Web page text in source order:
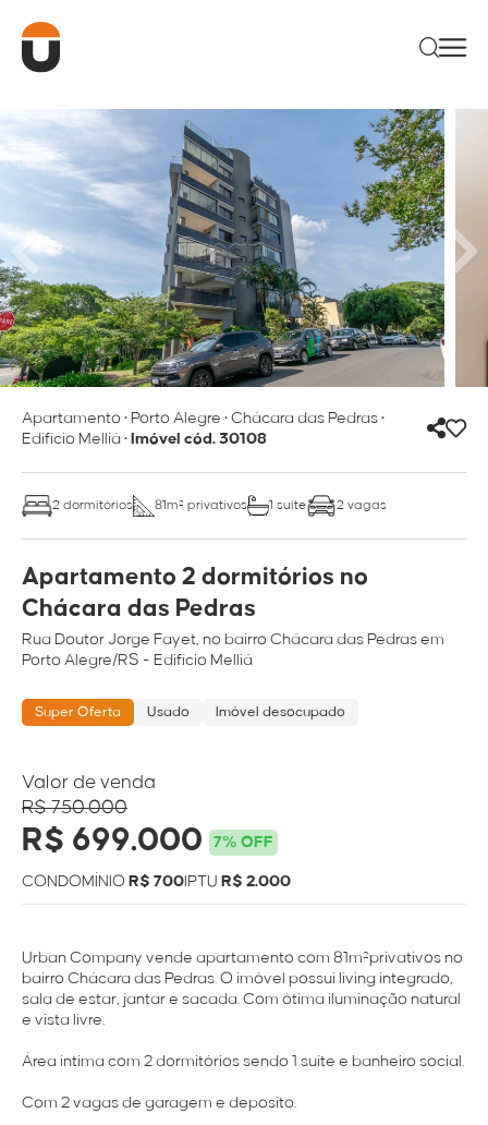
Apartamento •Porto Alegre •Chácara das Pedras•
Edifício Melliá•Imóvel cód. 30108
2 dormitórios 81m² privativos 1 suíte 2 vagas
Apartamento 2 dormitórios no
Chácara das Pedras
RuaDoutor Jorge Fayet, no bairro Chácara das Pedrasem
Porto Alegre/RS - Edifício Melliá
Super Oferta Usado Imóvel desocupado
Valor de venda
R$ 750.000
R$ 699.000 7% OFF
CONDOMÍNIO R$ 700IPTU R$ 2.000
Urban Company vende apartamento com 81m²privativos no
bairro Chácara das Pedras. O imóvel possui living integrado,
sala de estar, jantar e sacada. Com ótima iluminação natural
e vista livre.
Área intima com 2 dormitórios sendo 1 suíte e banheiro social.
Com 2 vagas de garagem e deposito.